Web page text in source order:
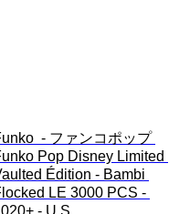
- ファンコポップ
Pop Disney Limited
Édition - Bambi
LE 3000 PCS -
- U.S.